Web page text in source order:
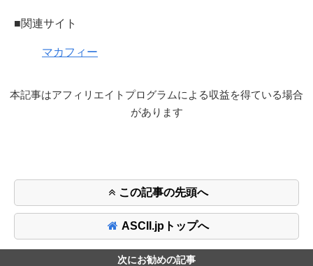
■関連サイト
マカフィー
本記事はアフィリエイトプログラムによる収益を得ている場合
があります
この記事の先頭へ
ASCII.jpトップへ
次にお勧めの記事